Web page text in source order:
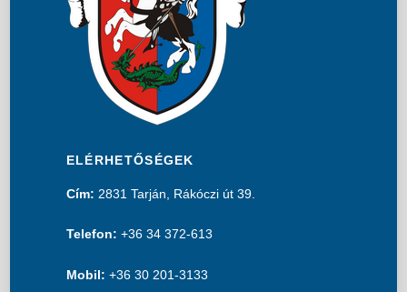
ELÉRHETŐSÉGEK
Cím: 2831 Tarján, Rákóczi út 39.
Telefon: +36 34 372-613
Mobil: +36 30 201-3133